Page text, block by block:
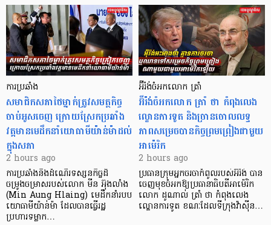
ការប្រឆាំង
សមាជិកសភាថៃម្នាក់ត្រូវសមត្ថកិច្ច
ចាប់អូសចេញ ក្រោយស្រែកប្រឆាំង
វត្តមានមេដឹកនាំយោធាមីយ៉ាន់ម៉ាដល់
ក្នុងសភា
2 hours ago
ការប្រឆាំងនឹងដំណើរទស្សនកិច្ចដ៏
ចម្រូងចម្រាសរបស់លោក មីន អ៊ុងលាំង
(Min Aung Hlaing) មេដឹកនាំរបប
យោធាមីយ៉ាន់ម៉ា ដែលបានធ្វើរដ្ឋ
ប្រហារទម្លាក…
អ៊ីរ៉ង់ចំអកលោក ត្រាំ
អ៊ីរ៉ង់ចំអកលោក ត្រាំ ថា កំពុងលេង
ល្ខោនការទូត និងច្រានចោលលទ្ធ
ភាពសម្រេចបានកិច្ចព្រមព្រៀងជាមួយ
អាម៉េរិក
2 hours ago
ប្រធានក្រុមអ្នកចរចាកំពូលរបស់អ៊ីរ៉ង់ បាន
ចេញមុខចំអកឱ្យប្រធានាធិបតីអាម៉េរិក
លោក ដូណាល់ ត្រាំ ថា កំពុងលេង
ល្ខោនការទូត ខណៈដែលទីក្រុងវ៉ាស៊ីន…